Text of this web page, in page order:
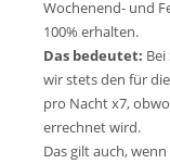
Wochenend- und
100% erhalten.
Das bedeutet:
wir stets den für
pro Nacht x7,
errechnet wird.
Das gilt auch,